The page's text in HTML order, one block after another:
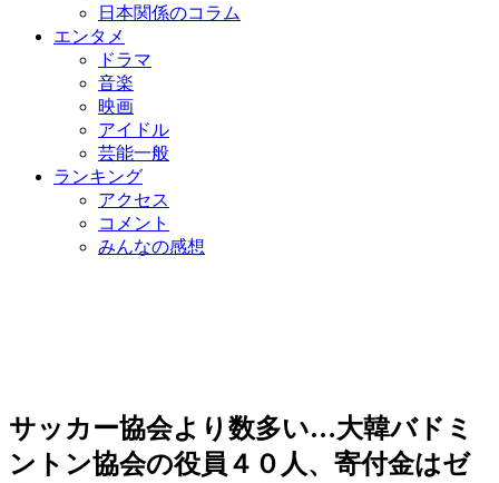
日本関係のコラム
エンタメ
ドラマ
音楽
映画
アイドル
芸能一般
ランキング
アクセス
コメント
みんなの感想
サッカー協会より数多い…大韓バドミ
ントン協会の役員４０人、寄付金はゼ